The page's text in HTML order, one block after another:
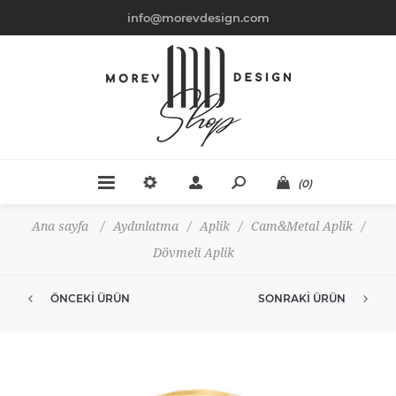
info@morevdesign.com
(0)
Ana sayfa / Aydınlatma / Aplik / Cam&Metal Aplik
/
Dövmeli Aplik
ÖNCEKI ÜRÜN SONRAKI ÜRÜN